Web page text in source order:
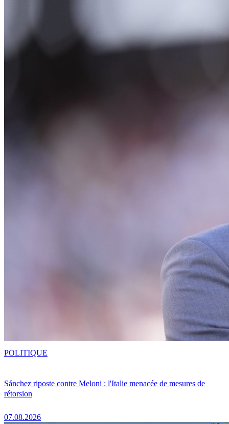
Sánchez riposte contre Meloni : l'Italie menacée de mesures de
rétorsion
07.08.2026
POLITIQUE